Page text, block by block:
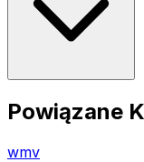
Powiązane
wmv